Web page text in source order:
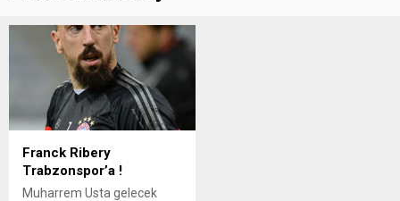
Franck Ribery
Trabzonspor’a !
Muharrem Usta gelecek